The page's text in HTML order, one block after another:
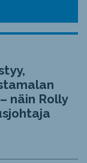
näin Rolly